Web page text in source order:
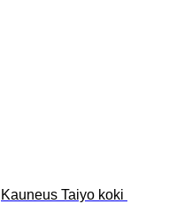
Kauneus Taiyo koki